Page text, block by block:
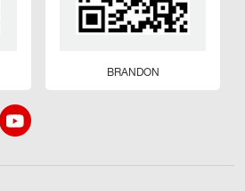
BRANDON